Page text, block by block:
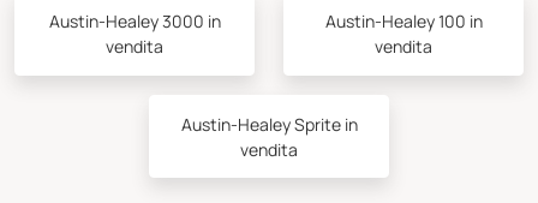
Austin-Healey 3000 in
vendita
Austin-Healey 100 in
vendita
Austin-Healey Sprite in
vendita